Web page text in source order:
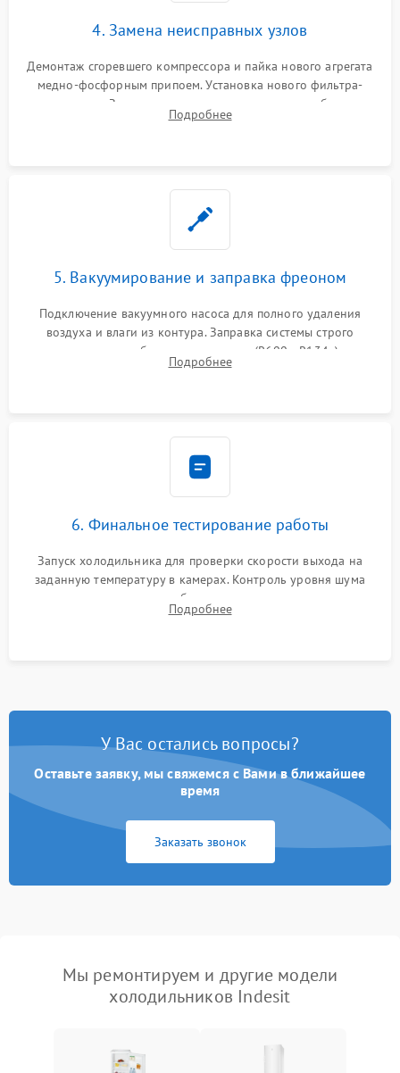
4. Замена неисправных узлов
Демонтаж сгоревшего компрессора и пайка нового агрегата
медно-фосфорным припоем. Установка нового фильтра-
осушителя. Замена изношенных вентиляторов обдува,
сломанных заслонок или поврежденных дверных петель.
Подробнее
5. Вакуумирование и заправка фреоном
Подключение вакуумного насоса для полного удаления
воздуха и влаги из контура. Заправка системы строго
дозированным объемом хладагента (R600a, R134a) по
электронным весам. Контроль рабочего давления в системе.
Подробнее
6. Финальное тестирование работы
Запуск холодильника для проверки скорости выхода на
заданную температуру в камерах. Контроль уровня шума
компрессора, отсутствия обмерзания стенок и корректного
срабатывания системы автоматической оттайки.
Подробнее
У Вас остались вопросы?
Оставьте заявку, мы свяжемся с Вами в ближайшее
время
Заказать звонок
Мы ремонтируем и другие модели
холодильников Indesit